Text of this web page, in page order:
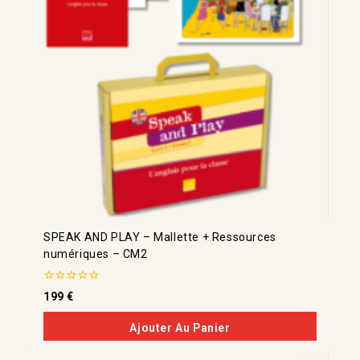
SPEAK AND PLAY – Mallette + Ressources
numériques – CM2
0
de
5
199€
Ajouter Au Panier